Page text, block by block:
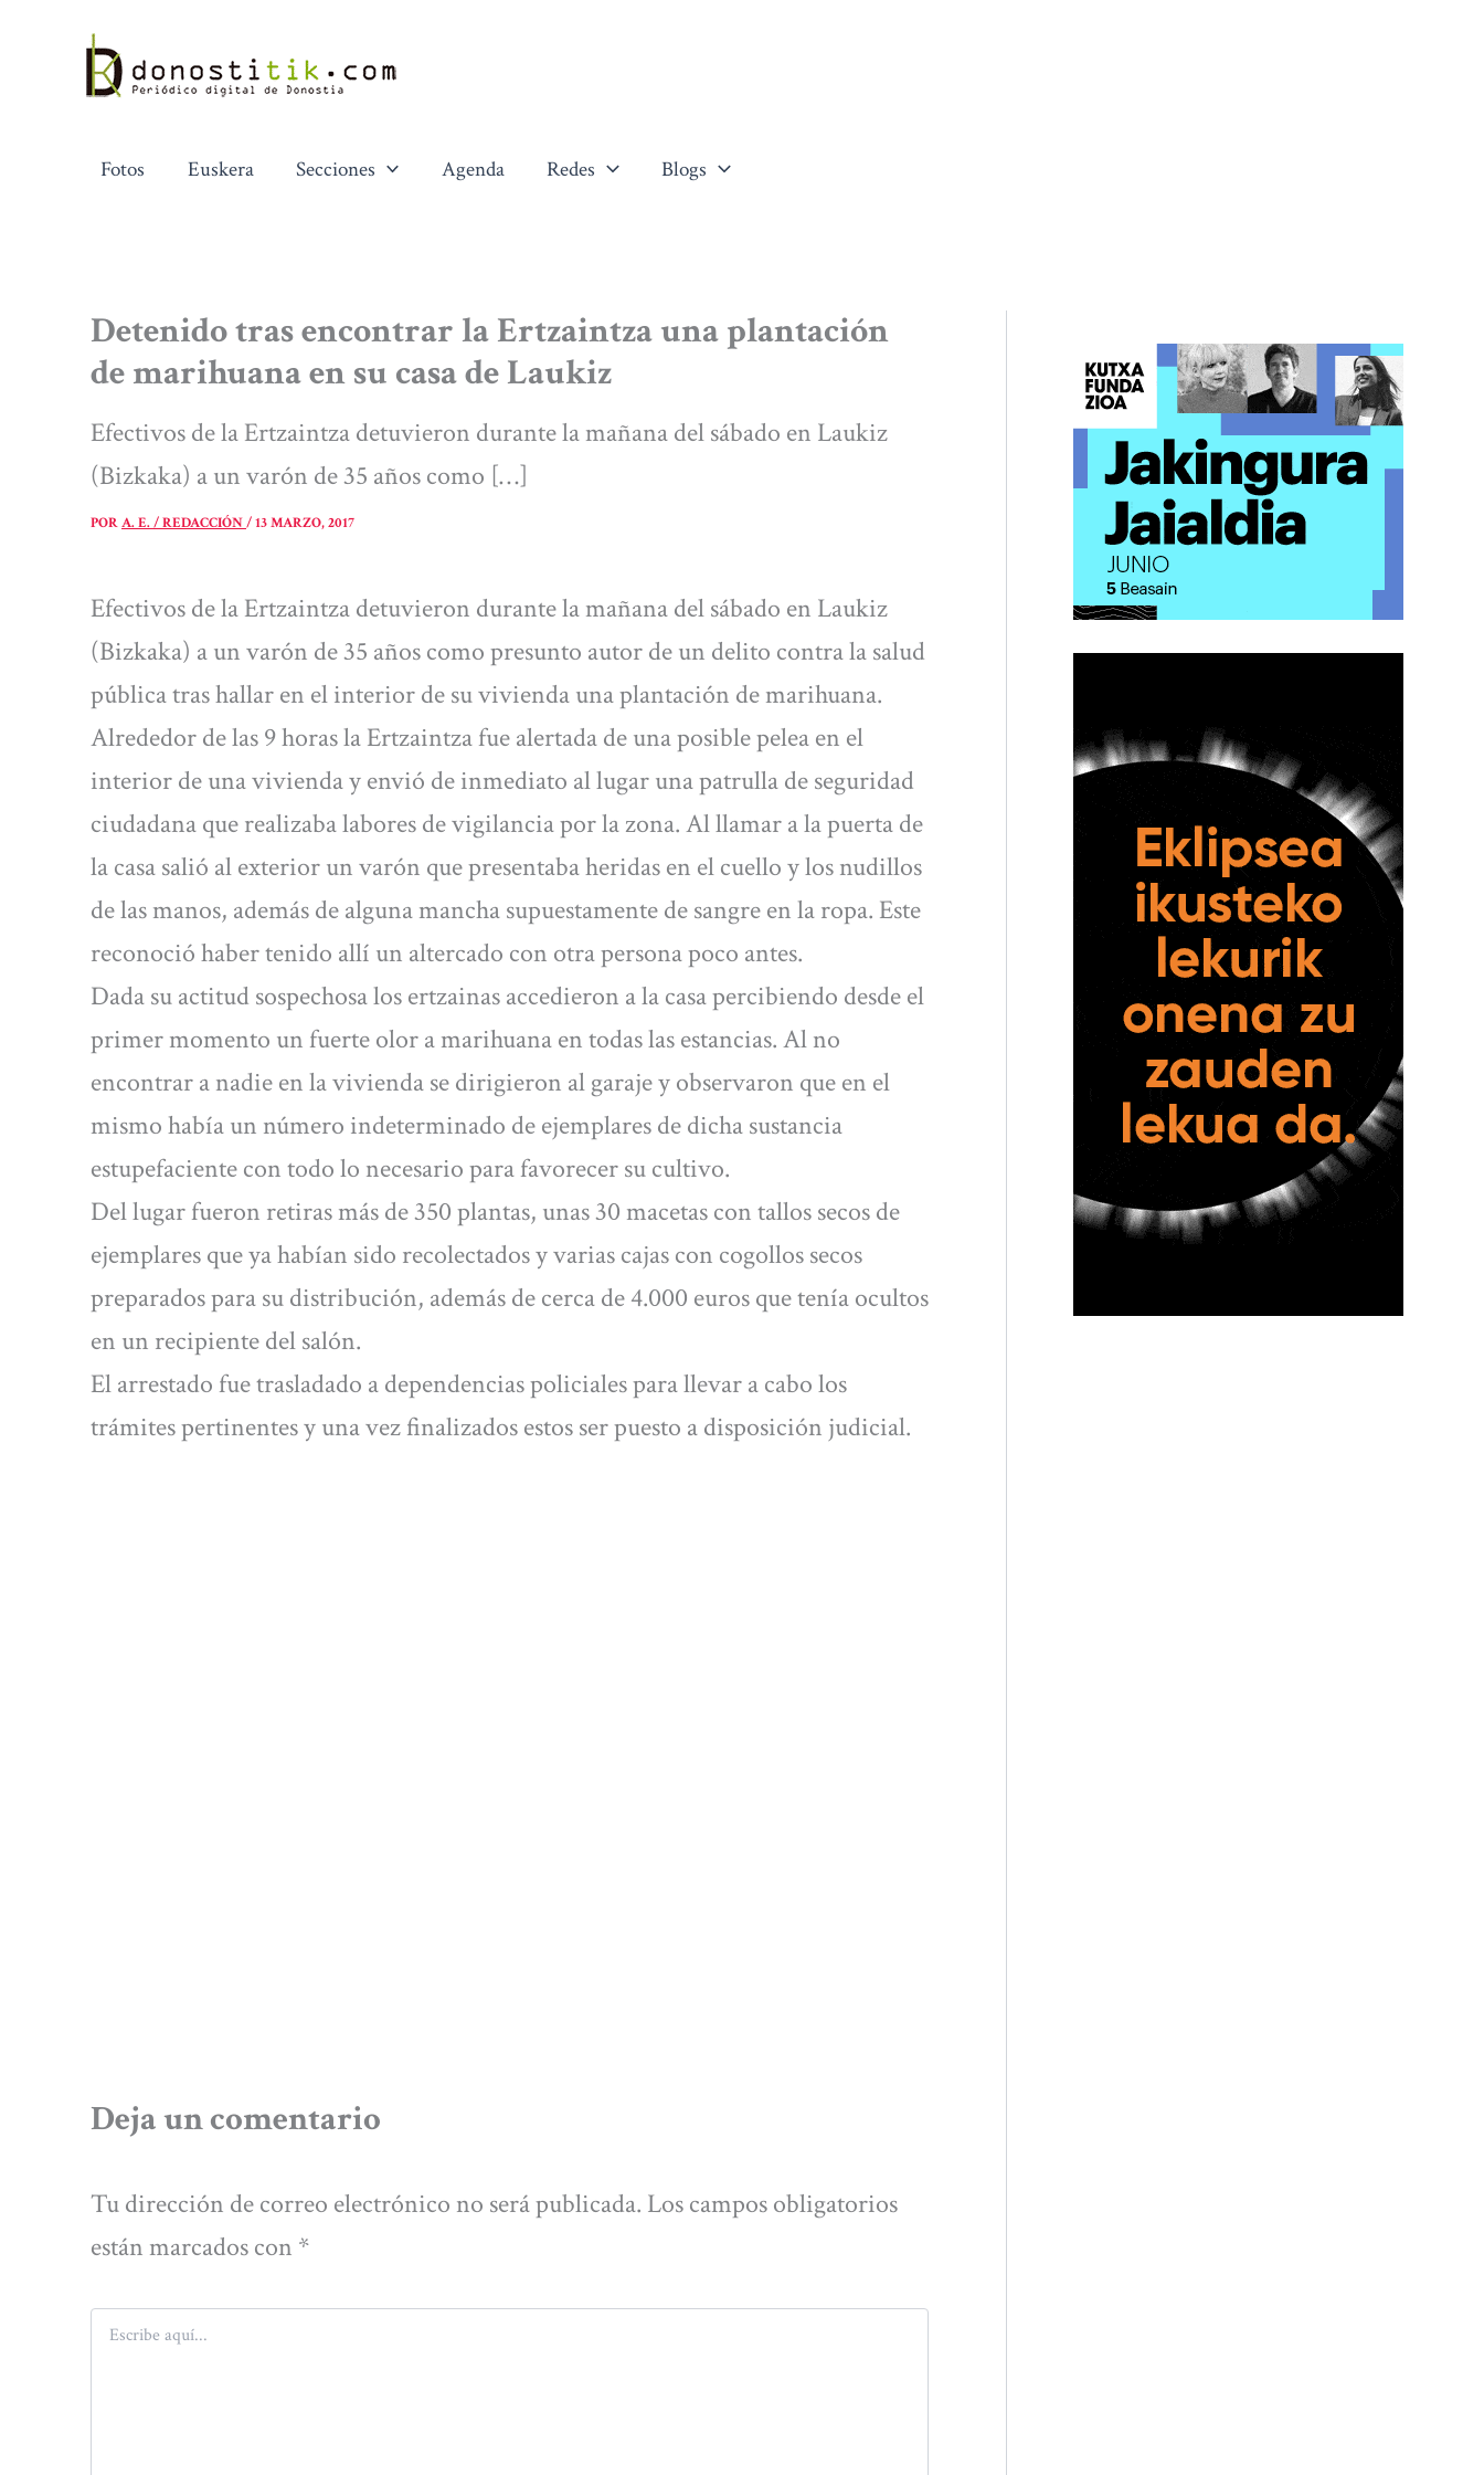
contenido
Fotos Euskera Secciones Agenda Redes Blogs
Detenido tras encontrar la Ertzaintza una plantación
de marihuana en su casa de Laukiz
Efectivos de la Ertzaintza detuvieron durante la mañana del sábado en Laukiz
(Bizkaka) a un varón de 35 años como […]
PORA. E. / REDACCIÓN/13 MARZO, 2017
Efectivos de la Ertzaintza detuvieron durante la mañana del sábado en Laukiz
(Bizkaka) a un varón de 35 años como presunto autor de un delito contra la salud
pública tras hallar en el interior de su vivienda una plantación de marihuana.
Alrededor de las 9 horas la Ertzaintza fue alertada de una posible pelea en el
interior de una vivienda y envió de inmediato al lugar una patrulla de seguridad
ciudadana que realizaba labores de vigilancia por la zona. Al llamar a la puerta de
la casa salió al exterior un varón que presentaba heridas en el cuello y los nudillos
de las manos, además de alguna mancha supuestamente de sangre en la ropa. Este
reconoció haber tenido allí un altercado con otra persona poco antes.
Dada su actitud sospechosa los ertzainas accedieron a la casa percibiendo desde el
primer momento un fuerte olor a marihuana en todas las estancias. Al no
encontrar a nadie en la vivienda se dirigieron al garaje y observaron que en el
mismo había un número indeterminado de ejemplares de dicha sustancia
estupefaciente con todo lo necesario para favorecer su cultivo.
Del lugar fueron retiras más de 350 plantas, unas 30 macetas con tallos secos de
ejemplares que ya habían sido recolectados y varias cajas con cogollos secos
preparados para su distribución, además de cerca de 4.000 euros que tenía ocultos
en un recipiente del salón.
El arrestado fue trasladado a dependencias policiales para llevar a cabo los
trámites pertinentes y una vez finalizados estos ser puesto a disposición judicial.
Deja un comentario
Tu dirección de correo electrónico no será publicada. Los campos obligatorios
están marcados con *
aquí...